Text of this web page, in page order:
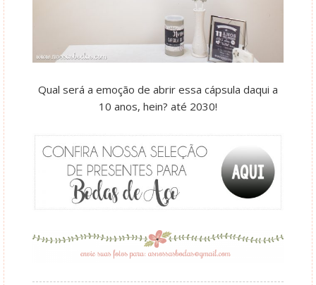
Qual será a emoção de abrir essa cápsula daqui a
10 anos, hein? até 2030!